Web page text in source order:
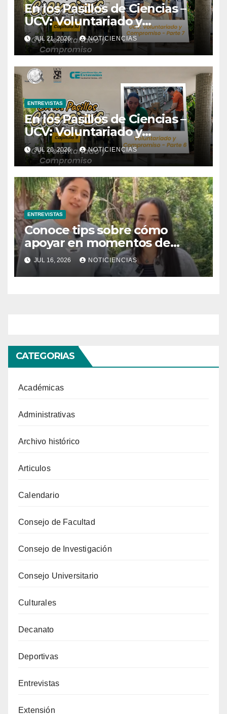
En los Pasillos de Ciencias –
UCV: Voluntariado y
Compromiso | Parte 7
JUL 21, 2026 NOTICIENCIAS
ENTREVISTAS
En los Pasillos de Ciencias –
UCV: Voluntariado y
Compromiso | Parte 6
JUL 20, 2026 NOTICIENCIAS
ENTREVISTAS
Conoce tips sobre cómo
apoyar en momentos de
dificultades
JUL 16, 2026 NOTICIENCIAS
CATEGORIAS
Académicas
Administrativas
Archivo histórico
Articulos
Calendario
Consejo de Facultad
Consejo de Investigación
Consejo Universitario
Culturales
Decanato
Deportivas
Entrevistas
Extensión